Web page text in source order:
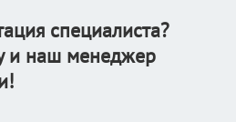
специалиста?
и наш менеджер